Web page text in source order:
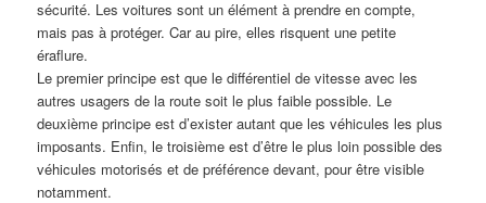
sécurité. Les voitures sont un élément à prendre en compte,
mais pas à protéger. Car au pire, elles risquent une petite
éraflure.
Le premier principe est que le différentiel de vitesse avec les
autres usagers de la route soit le plus faible possible. Le
deuxième principe est d’exister autant que les véhicules les plus
imposants. Enfin, le troisième est d’être le plus loin possible des
véhicules motorisés et de préférence devant, pour être visible
notamment.